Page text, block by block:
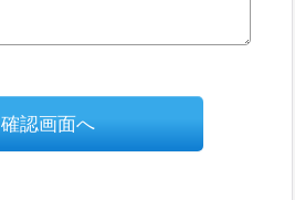
確認画面へ